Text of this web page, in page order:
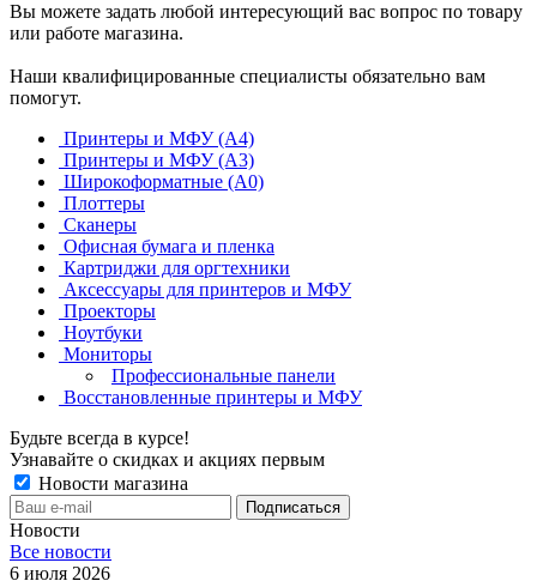
Вы можете задать любой интересующий вас вопрос по товару
или работе магазина.
Наши квалифицированные специалисты обязательно вам
помогут.
Принтеры и МФУ (А4)
Принтеры и МФУ (А3)
Широкоформатные (А0)
Плоттеры
Сканеры
Офисная бумага и пленка
Картриджи для оргтехники
Аксессуары для принтеров и МФУ
Проекторы
Ноутбуки
Мониторы
Профессиональные панели
Восстановленные принтеры и МФУ
Будьте всегда в курсе!
Узнавайте о скидках и акциях первым
Новости магазина
Новости
Все новости
6 июля 2026